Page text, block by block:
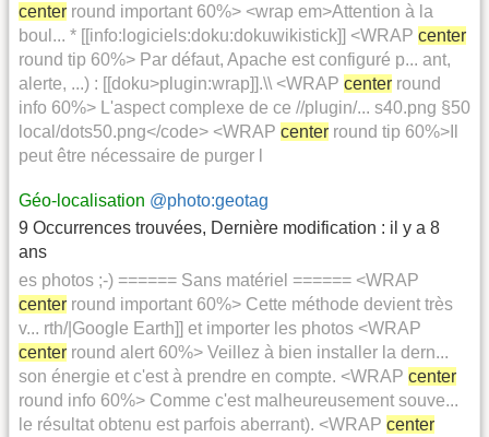
center round important 60%> <wrap em>Attention à la
boul... * [[info:logiciels:doku:dokuwikistick]] <WRAP center
round tip 60%> Par défaut, Apache est configuré p... ant,
alerte, ...) : [[doku>plugin:wrap]].\\ <WRAP center round
info 60%> L'aspect complexe de ce //plugin/... s40.png §50
local/dots50.png</code> <WRAP center round tip 60%>Il
peut être nécessaire de purger l
Géo-localisation @photo:geotag
9 Occurrences trouvées, Dernière modification : il y a 8
ans
es photos ;-) ====== Sans matériel ====== <WRAP
center round important 60%> Cette méthode devient très
v... rth/|Google Earth]] et importer les photos <WRAP
center round alert 60%> Veillez à bien installer la dern...
son énergie et c'est à prendre en compte. <WRAP center
round info 60%> Comme c'est malheureusement souve...
le résultat obtenu est parfois aberrant). <WRAP center